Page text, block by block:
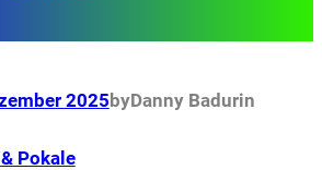
2025byDanny Badurin
Pokale